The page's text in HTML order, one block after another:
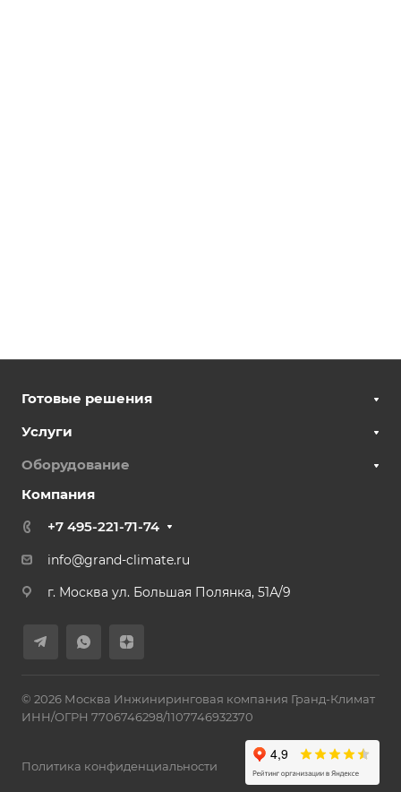
Готовые решения
Услуги
Оборудование
Компания
+7 495-221-71-74
info@grand-climate.ru
г. Москва ул. Большая Полянка, 51А/9
© 2026 Москва Инжиниринговая компания Гранд-Климат
ИНН/ОГРН 7706746298/1107746932370
Политика конфиденциальности